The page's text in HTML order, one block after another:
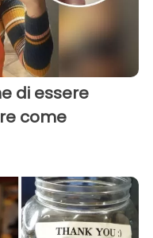
di essere
come